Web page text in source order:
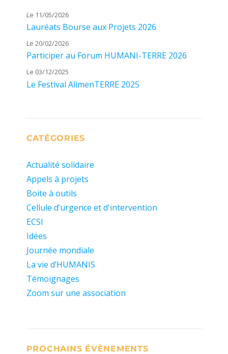
Le 11/05/2026
Lauréats Bourse aux Projets 2026
Le 20/02/2026
Participer au Forum HUMANI-TERRE 2026
Le 03/12/2025
Le Festival AlimenTERRE 2025
CATÉGORIES
Actualité solidaire
Appels à projets
Boite à outils
Cellule d’urgence et d'intervention
ECSI
Idées
Journée mondiale
La vie d’HUMANIS
Témoignages
Zoom sur une association
PROCHAINS ÉVÈNEMENTS